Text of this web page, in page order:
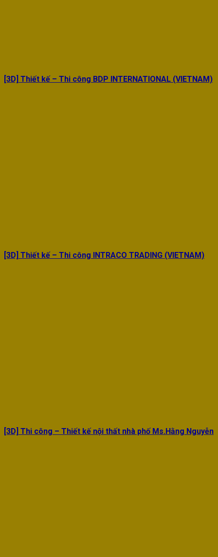
[3D] Thiết kế – Thi công BDP INTERNATIONAL (VIETNAM)
[3D] Thiết kế – Thi công INTRACO TRADING (VIETNAM)
[3D] Thi công – Thiết kế nội thất nhà phố Ms.Hằng Nguyễn